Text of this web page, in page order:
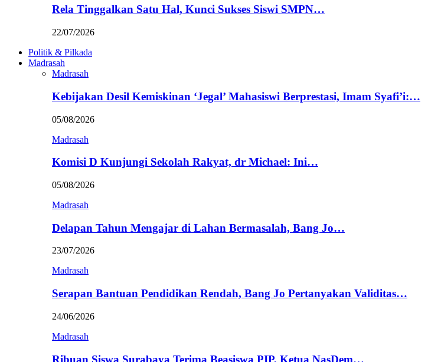
Rela Tinggalkan Satu Hal, Kunci Sukses Siswi SMPN…
22/07/2026
Politik & Pilkada
Madrasah
Madrasah
Kebijakan Desil Kemiskinan ‘Jegal’ Mahasiswi Berprestasi, Imam Syafi’i:…
05/08/2026
Madrasah
Komisi D Kunjungi Sekolah Rakyat, dr Michael: Ini…
05/08/2026
Madrasah
Delapan Tahun Mengajar di Lahan Bermasalah, Bang Jo…
23/07/2026
Madrasah
Serapan Bantuan Pendidikan Rendah, Bang Jo Pertanyakan Validitas…
24/06/2026
Madrasah
Ribuan Siswa Surabaya Terima Beasiswa PIP, Ketua NasDem…